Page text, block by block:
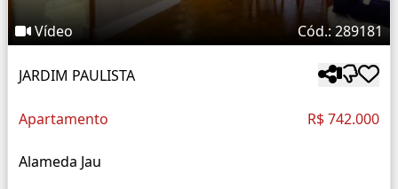
Vídeo Cód.: 289181
JARDIM PAULISTA
Apartamento R$ 742.000
Alameda Jau